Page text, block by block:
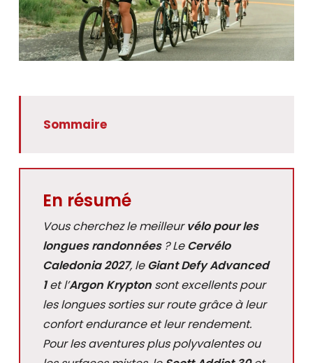
Sommaire
En résumé
Vous cherchez le meilleurvélo pour les
longues randonnées? LeCervélo
Caledonia 2027, leGiant Defy Advanced
1et l’Argon Kryptonsont excellents pour
les longues sorties sur route grâce à leur
confort endurance et leur rendement.
Pour les aventures plus polyvalentes ou